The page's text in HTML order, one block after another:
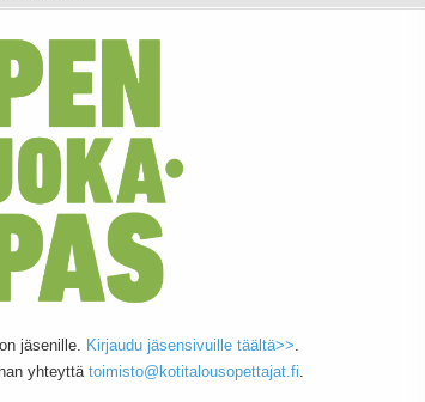
jäsenille. Kirjaudu jäsensivuille täältä>>.
yhteyttä toimisto@kotitalousopettajat.fi.